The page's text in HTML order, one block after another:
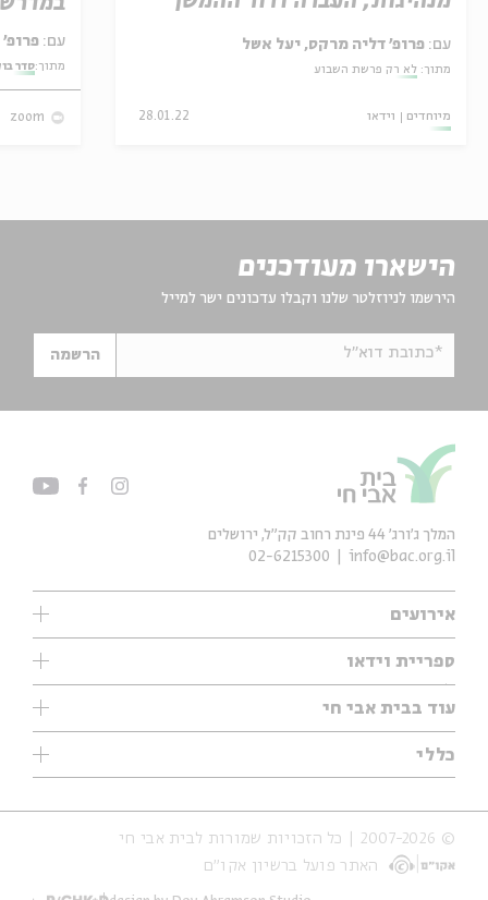
עם: פרופ' דליה מרקס, יעל אשל
מתוך: לא רק פרשת השבוע
מיוחדים וידאו 28.01.22
עם: פרופ' אביגדור שנאן
מתוך:סדר
zoom
הישארו מעודכנים
הירשמו לניוזלטר שלנו וקבלו עדכונים ישר למייל
*כתובת דוא"ל הרשמה
אירועים
עיון
אנגלית
נוער
סדרות
אירועי עבר
אירועים בירושלים
ספריית וידאו
ילדים
מוזיקה
עיון
מיוחדים
עוד בבית אבי חי
תערוכות
מיוחדים
כללי
אודות
הצהרת נגישות
תנאי שימוש והצהרת פרטיות
המלך ג'ורג' 44 פינת רחוב קק״ל, ירושלים
info@bac.org.il
02-6215300
© 2007-2026 | כל הזכויות שמורות לבית אבי חי
האתר פועל ברשיון אקו״ם